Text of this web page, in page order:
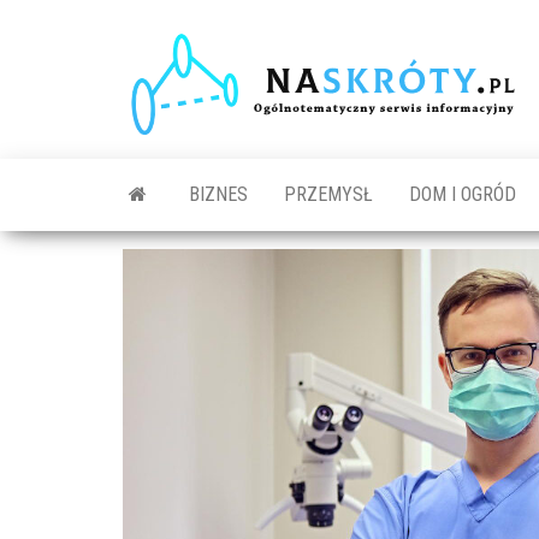
BIZNES PRZEMYSŁ DOM I OGRÓD